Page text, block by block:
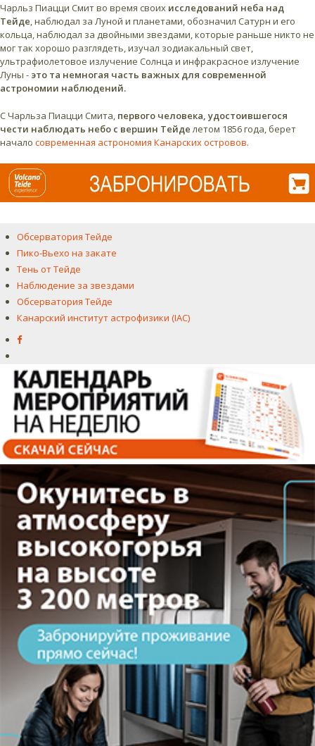
Обсерватория Тейде
Пико-Вьехо на закате
Тень от Тейде
Наблюдение за звездами
Обсерватория Тейде
Канарский институт астрофизики (IAC)
Чарльз Пиацци Смит во время своих исследований неба над
Тейде, наблюдал за Луной и планетами, обозначил Сатурн и его
кольца, наблюдал за двойными звездами, которые раньше никто не
мог так хорошо разглядеть, изучал зодиакальный свет,
ультрафиолетовое излучение Солнца и инфракрасное излучение
Луны - это та немногая часть важных для современной
астрономии наблюдений.
С Чарльза Пиацци Смита, первого человека, удостоившегося
чести наблюдать небо с вершин Тейделетом 1856 года, берет
начало современная астрономия Канарских островов.